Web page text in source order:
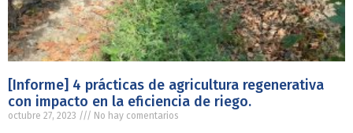
[Informe] 4 prácticas de agricultura regenerativa
con impacto en la eficiencia de riego.
octubre 27, 2023 No hay comentarios